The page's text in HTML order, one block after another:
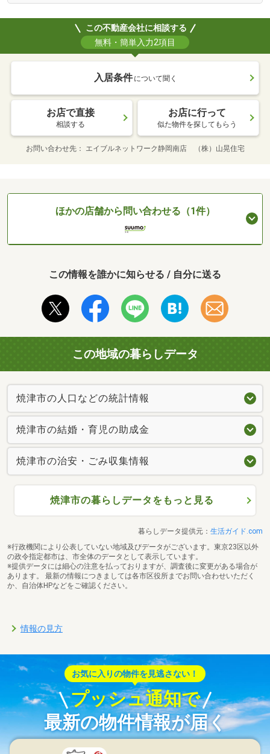
この不動産会社に相談する
無料・簡単入力2項目
入居条件 について聞く
お店で直接
相談する
お店に行って
似た物件を探してもらう
お問い合わせ先 エイブルネットワーク静岡南店 （株）山晃住宅
ほかの店舗から問い合わせる（1件）
この情報を誰かに知らせる / 自分に送る
この地域の暮らしデータ
焼津市の人口などの統計情報
焼津市の結婚・育児の助成金
焼津市の治安・ごみ収集情報
焼津市の暮らしデータをもっと見る
暮らしデータ提供元： 生活ガイド.com
※行政機関により公表していない地域及びデータがございます。東京23区以外
の政令指定都市は、市全体のデータとして表示しています。
※提供データには細心の注意を払っておりますが、調査後に変更がある場合が
あります。 最新の情報につきましては各市区役所までお問い合わせいただく
か、自治体HPなどをご確認ください。
情報の見方
お気に入りの物件を見逃さない！
プッシュ通知で
最新の物件情報が届く